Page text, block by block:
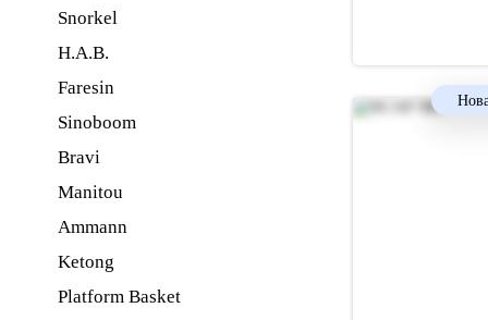
Snorkel
H.A.B.
Faresin
Sinoboom
Bravi
Manitou
Ammann
Ketong
Platform Basket